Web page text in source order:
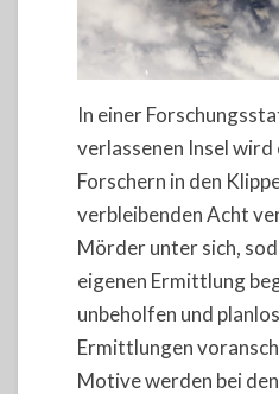
In einer
verlassenen Insel
Forschern in den
verbleibenden Acht
Mörder unter sich,
eigenen Ermittlung
unbeholfen und
Ermittlungen
Motive werden bei